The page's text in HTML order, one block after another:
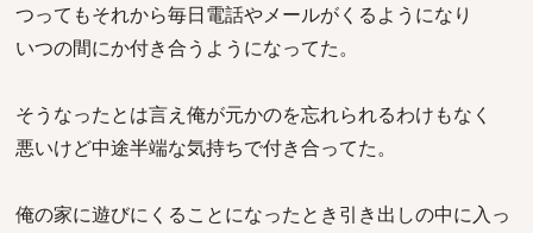
つってもそれから毎日電話やメールがくるようになり
いつの間にか付き合うようになってた。
そうなったとは言え俺が元かのを忘れられるわけもなく
悪いけど中途半端な気持ちで付き合ってた。
俺の家に遊びにくることになったとき引き出しの中に入っ